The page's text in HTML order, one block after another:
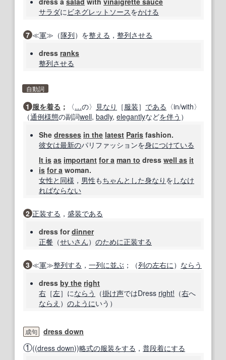
サラダに ビネグレットソースをかける
7 ≪軍≫（隊列）を整える ， 整列させる
dress ranks
整列させる
自動詞
1 服を着る ； 〈…の〉 見なり ［服装］ である 〈in/with〉
（通例様態の副詞well, badly, elegantlyなどを伴う ）
She dresses in the latest Paris fashion.
彼女は最新のパリファッションを身につけている
It is as important for a man to dress well as it
is for a woman.
女性と同様 ， 男性もちゃんとした身なり を しなけ
ればならない
2 正装する ， 盛装である
dress fordinner
正餐 （せいさん） のために正装する
3 ≪軍≫整列する ， 一列に並ぶ ；（列の左右に ） ならう
dress by the right
右 ［左］にならう （掛け声ではDress right! （右へ
ならえ ） のようにいう）
成句 dress down
①((dress down))略式の服装をする ， 普段着にする